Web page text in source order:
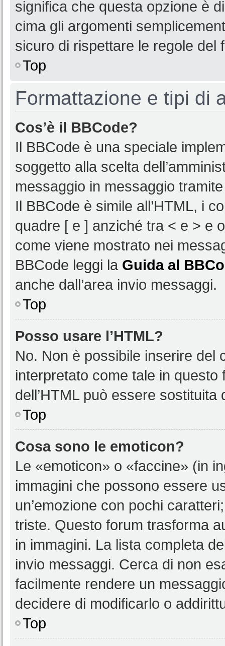
significa che questa opzione è
cima gli argomenti
sicuro di rispettare le regole del
Top
Formattazione e tipi di
Cos’è il BBCode?
Il BBCode è una speciale
soggetto alla scelta
messaggio in messaggio
Il BBCode è simile all’HTML, i
quadre [ e ] anziché tra < e > e
come viene mostrato nei
BBCode leggi la Guida al
anche dall’area invio messaggi.
Top
Posso usare l’HTML?
No. Non è possibile inserire del
interpretato come tale in
dell’HTML può essere sostituita
Top
Cosa sono le emoticon?
Le «emoticon» o «faccine» (in
immagini che possono essere
un’emozione con pochi
triste. Questo forum trasforma
in immagini. La lista completa
invio messaggi. Cerca di non
facilmente rendere un
decidere di modificarlo o
Top